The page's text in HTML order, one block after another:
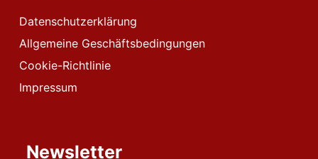
Datenschutzerklärung
Allgemeine Geschäftsbedingungen
Cookie-Richtlinie
Impressum
Newsletter